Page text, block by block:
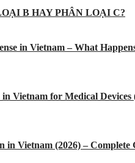
B HAY PHÂN LOẠI C?
in Vietnam – What
Vietnam for Medical Devices
in Vietnam (2026) –